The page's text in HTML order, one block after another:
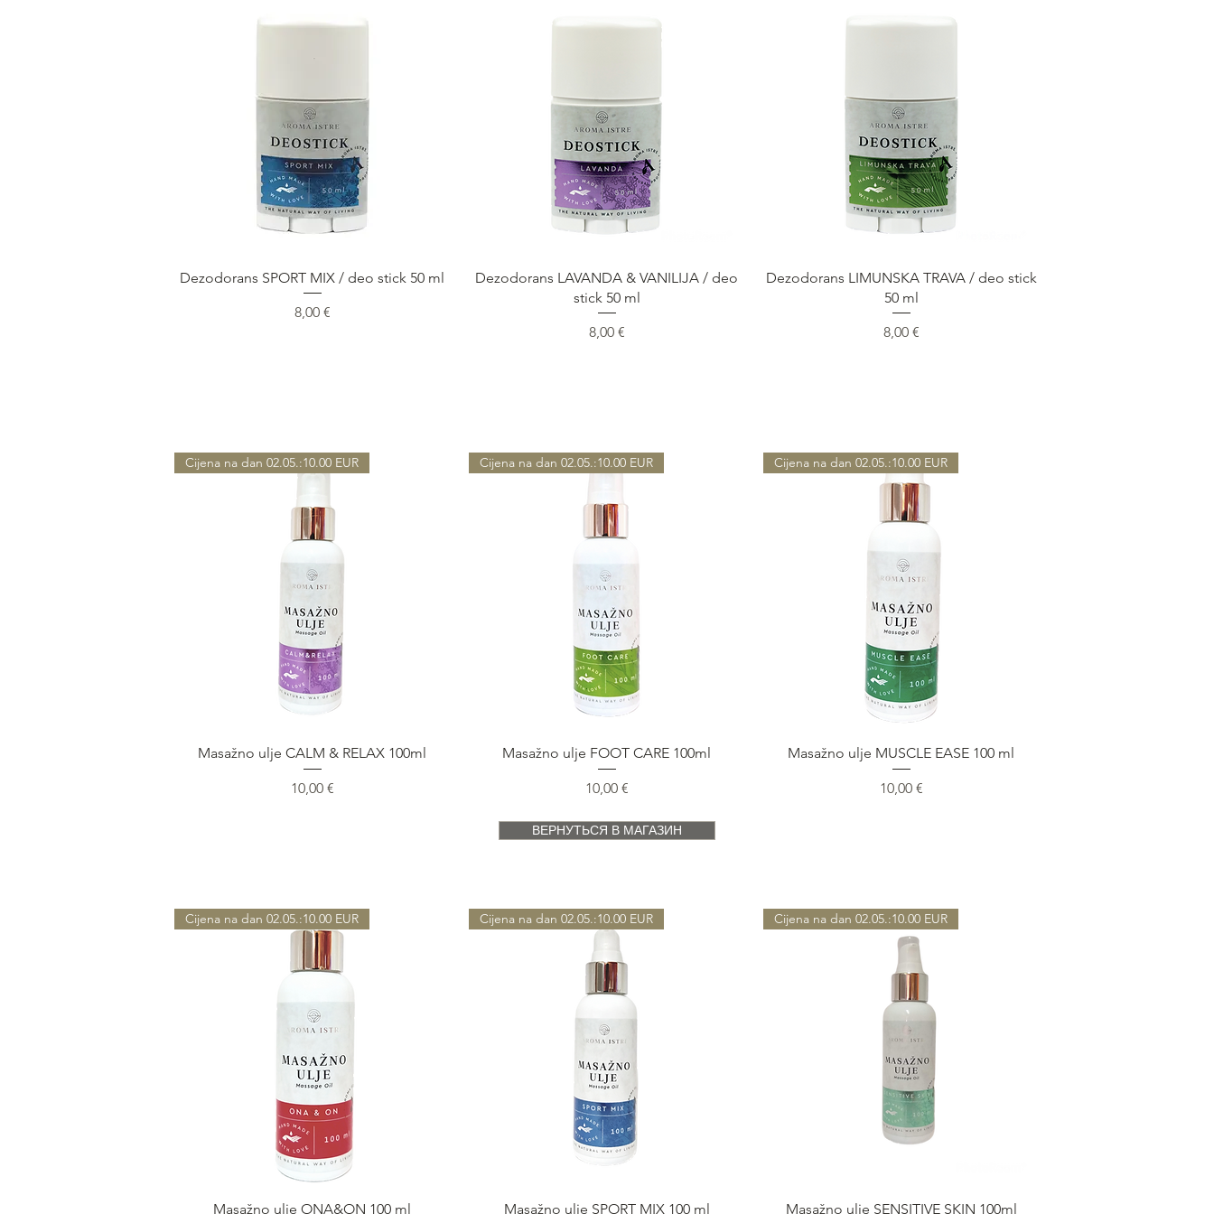
Быстрый просмотр
Dezodorans SPORT MIX / deo stick 50 ml
Цена
8,00 €
Быстрый просмотр
Dezodorans LAVANDA & VANILIJA / deo
stick 50 ml
Цена
8,00 €
Быстрый просмотр
Dezodorans LIMUNSKA TRAVA / deo stick
50 ml
Цена
8,00 €
Быстрый просмотр
Cijena na dan 02.05.:10.00 EUR
Masažno ulje CALM & RELAX 100ml
Цена
10,00 €
Быстрый просмотр
Cijena na dan 02.05.:10.00 EUR
Masažno ulje FOOT CARE 100ml
Цена
10,00 €
Быстрый просмотр
Cijena na dan 02.05.:10.00 EUR
Masažno ulje MUSCLE EASE 100 ml
Цена
10,00 €
Быстрый просмотр
Cijena na dan 02.05.:10.00 EUR
Masažno ulje ONA&ON 100 ml Быстрый просмотр
Cijena na dan 02.05.:10.00 EUR
Masažno ulje SPORT MIX 100 ml Быстрый просмотр
Cijena na dan 02.05.:10.00 EUR
Masažno ulje SENSITIVE SKIN 100ml
ВЕРНУТЬСЯ В МАГАЗИН